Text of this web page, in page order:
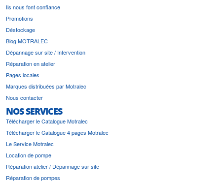
Ils nous font confiance
Promotions
Déstockage
Blog MOTRALEC
Dépannage sur site / Intervention
Réparation en atelier
Pages locales
Marques distribuées par Motralec
Nous contacter
NOS SERVICES
Télécharger le Catalogue Motralec
Télécharger le Catalogue 4 pages Motralec
Le Service Motralec
Location de pompe
Réparation atelier / Dépannage sur site
Réparation de pompes